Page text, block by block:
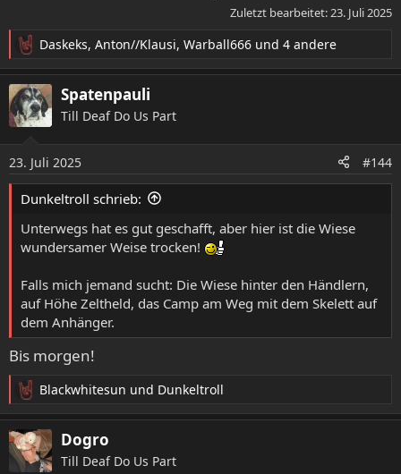
Zuletzt bearbeitet:23. Juli 2025
R
e
a
k
t
n
e
n
Daskeks, Anton//Klausi, Warball666 und 4 andere
Spatenpauli
Till Deaf Do Us Part
23. Juli 2025 #144
Dunkeltroll schrieb:
Unterwegs hat es gut geschafft, aber hier ist die Wiese
wundersamer Weise trocken!
Falls mich jemand sucht: Die Wiese hinter den Händlern,
auf Höhe Zeltheld, das Camp am Weg mit dem Skelett auf
dem Anhänger.
Bis morgen!
R
e
a
k
t
Blackwhitesun und Dunkeltroll
Dogro
Till Deaf Do Us Part